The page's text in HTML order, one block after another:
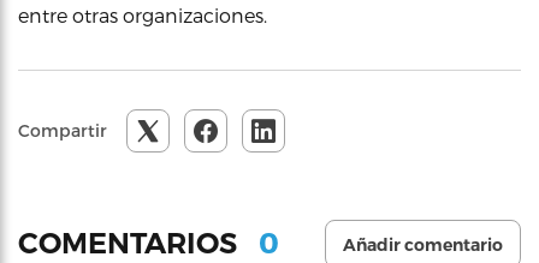
entre otras organizaciones.
Compartir
COMENTARIOS 0 Añadir comentario